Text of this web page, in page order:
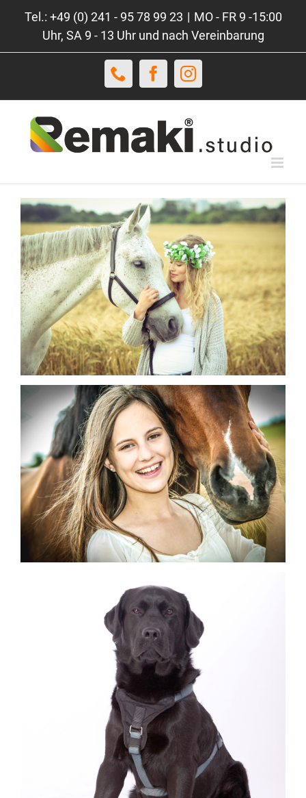
Tel.: +49 (0) 241 - 95 78 99 23 | MO - FR 9 -15:00
Uhr, SA 9 - 13 Uhr und nach Vereinbarung
TelefonFacebookInstagram